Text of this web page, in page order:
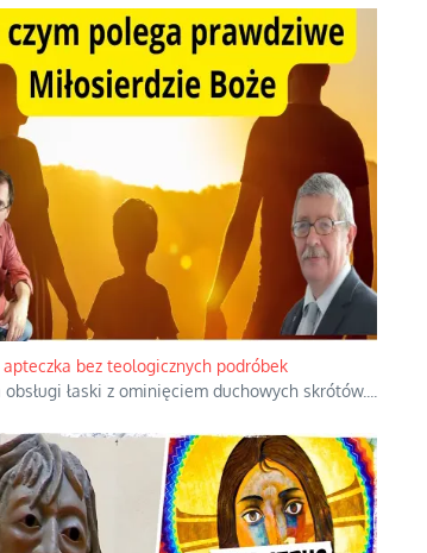
bez teologicznych podróbek
łaski z ominięciem duchowych skrótów.